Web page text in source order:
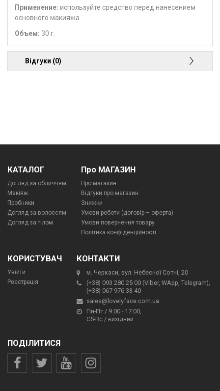
Применение: используйте средство перед нанесением
основного макияжа.
Объем: 30 г.
Відгуки (0)
КАТАЛОГ
Догляд за обличчям
Макіяж
Пробники
Догляд за волоссям
Догляд за тілом
Про МАГАЗИН
Про магазин
Відгуки про магазин
Знижки
Умови роботи (договір – оферта)
Умови повернення товару
Політика конфіденційності
КОРИСТУВАЧ
Увійти
Реєстрація
КОНТАКТИ
м. Черкаси, вул. Небесної Сотні, 20
(+38) 093 280 25 00 (Viber, WApp, Telegram),
(+38) 067 976 33 40
sales@lovelyface.com.ua
Пн-Пт / 9:00 - 17:00,
Сб-Вс / вихідний
ПОДІЛИТИСЯ